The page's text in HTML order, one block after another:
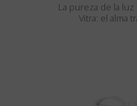
La pureza de la
Vitra: el alma